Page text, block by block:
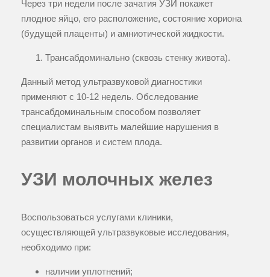
Через три недели после зачатия УЗИ покажет
плодное яйцо, его расположение, состояние хориона
(будущей плаценты) и амниотической жидкости.
Трансабдоминально (сквозь стенку живота).
Данный метод ультразвуковой диагностики
применяют с 10-12 недель. Обследование
трансабдоминальным способом позволяет
специалистам выявить малейшие нарушения в
развитии органов и систем плода.
УЗИ молочных желез
Воспользоваться услугами клиники,
осуществляющей ультразвуковые исследования,
необходимо при:
наличии уплотнений;